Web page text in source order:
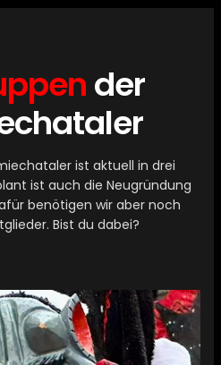
der
ist aktuell in drei
ist auch die Neugründung
benötigen wir aber noch
Bist du dabei?